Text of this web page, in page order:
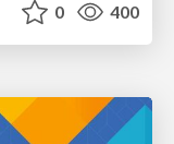
0 400